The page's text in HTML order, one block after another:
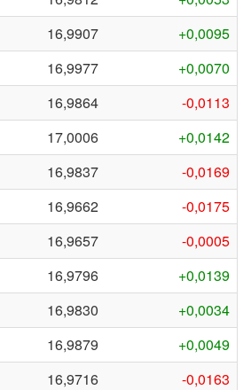
16,9907
+0,0095
16,9977
+0,0070
16,9864
-0,0113
17,0006
+0,0142
16,9837
-0,0169
16,9662
-0,0175
16,9657
-0,0005
16,9796
+0,0139
16,9830
+0,0034
16,9879
+0,0049
16,9716
-0,0163